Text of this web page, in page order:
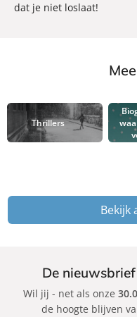
dat je niet loslaat!
Thrillers
Bekijk
De
Wil jij - net als onze
de hoogte blijven